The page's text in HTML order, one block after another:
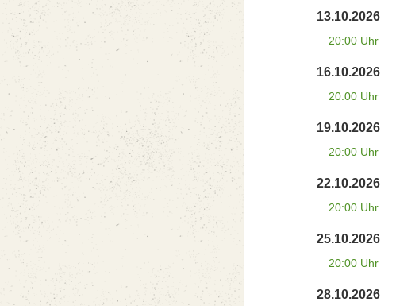
13.10.2026
20:00 Uhr
16.10.2026
20:00 Uhr
19.10.2026
20:00 Uhr
22.10.2026
20:00 Uhr
25.10.2026
20:00 Uhr
28.10.2026